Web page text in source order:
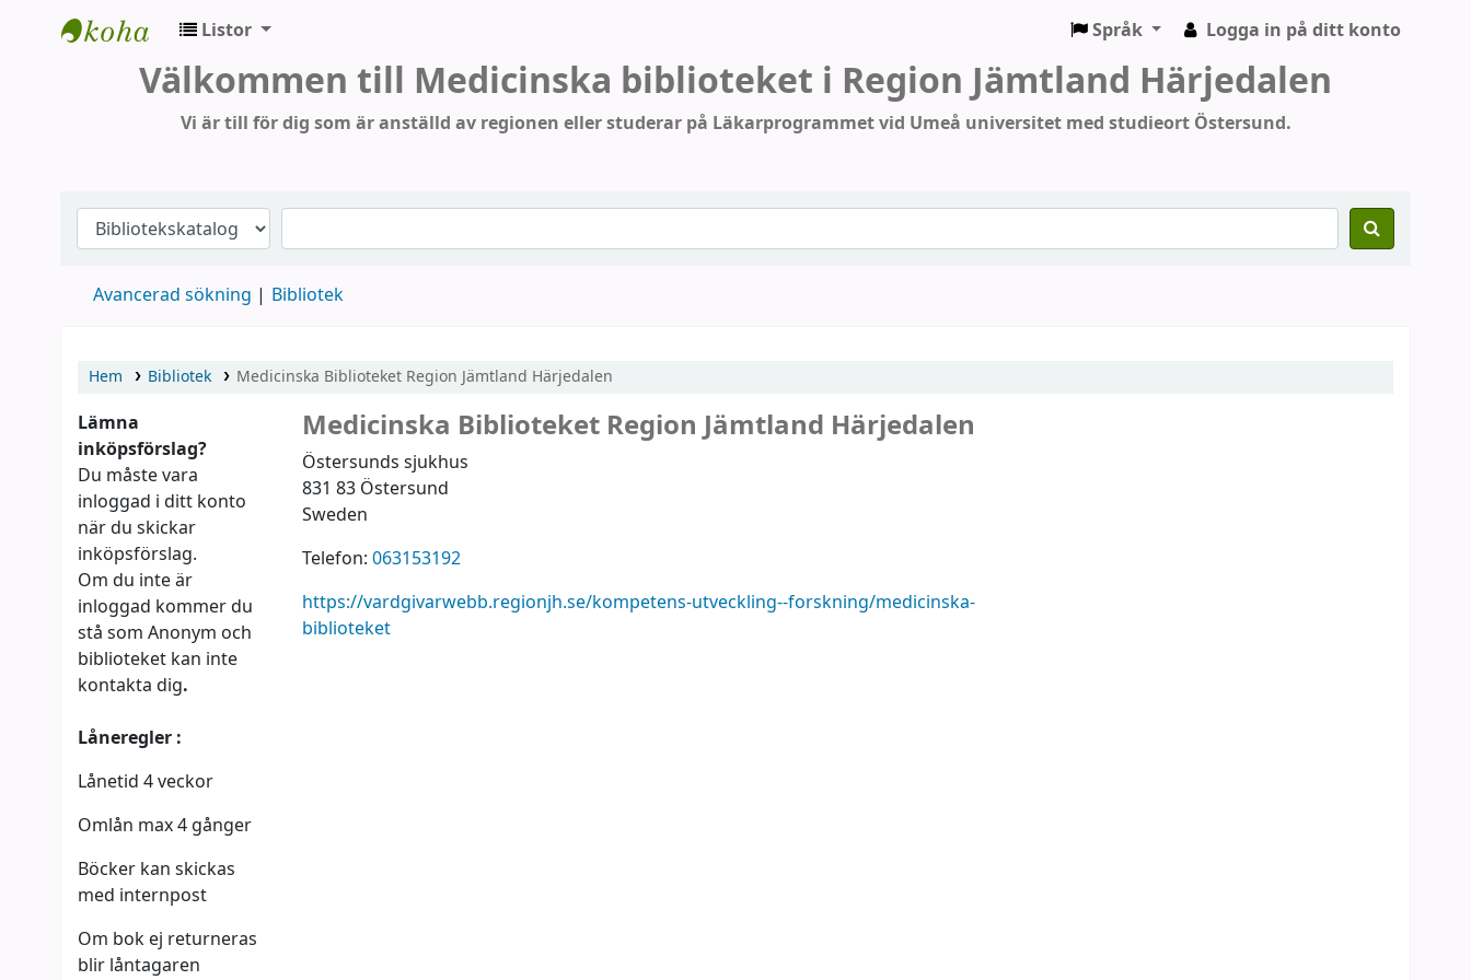
Medicinska Biblioteket RJH
Listor Språk Logga in på ditt konto
Välkommen till Medicinska biblioteket i Region Jämtland Härjedalen
Vi är till för dig som är anställd av regionen eller studerar på Läkarprogrammet vid Umeå universitet med studieort Östersund.
Avancerad sökning Bibliotek
Hem Bibliotek Medicinska Biblioteket Region Jämtland Härjedalen
Lämna
inköpsförslag?
Du måste vara
inloggad i ditt konto
när du skickar
inköpsförslag.
Om du inte är
inloggad kommer du
stå som Anonym och
biblioteket kan inte
kontakta dig.
Låneregler :
Lånetid 4 veckor
Omlån max 4 gånger
Böcker kan skickas
med internpost
Om bok ej returneras
blir låntagaren
Medicinska Biblioteket Region Jämtland Härjedalen
Östersunds sjukhus
831 83 Östersund
Sweden
Telefon:063153192
https://vardgivarwebb.regionjh.se/kompetens-utveckling--forskning/medicinska-
biblioteket